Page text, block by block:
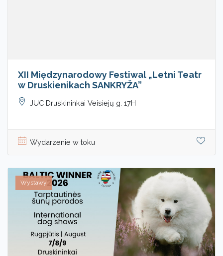
XII Międzynarodowy Festiwal „Letni Teatr
w Druskienikach SANKRYŽA”
JUC Druskininkai Veisiejų g. 17H
Wydarzenie w toku
Wystawy